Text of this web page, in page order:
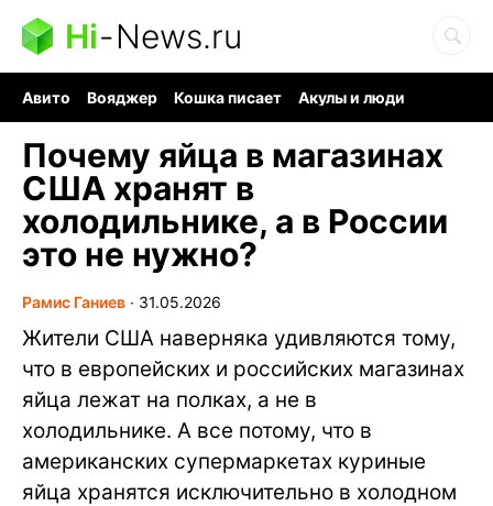
Hi-News.ru
Авито Вояджер Кошка писает
Акулы и люди
Почему яйца в магазинах
США хранят в
холодильнике, а в России
это не нужно?
Рамис Ганиев ∙ 31.05.2026
Жители США наверняка удивляются тому,
что в европейских и российских магазинах
яйца лежат на полках, а не в
холодильнике. А все потому, что в
американских супермаркетах куриные
яйца хранятся исключительно в холодном